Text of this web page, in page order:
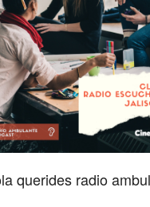
querides radio